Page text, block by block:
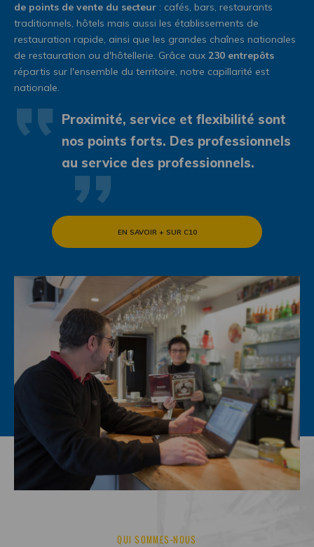
de points de vente du secteur : cafés, bars, restaurants
traditionnels, hôtels mais aussi les établissements de
restauration rapide, ainsi que les grandes chaînes nationales
de restauration ou d'hôtellerie. Grâce aux 230 entrepôts
répartis sur l'ensemble du territoire, notre capillarité est
nationale.
Proximité, service et flexibilité sont
nos points forts. Des professionnels
au service des professionnels.
EN SAVOIR + SUR C10
QUI SOMMES-NOUS